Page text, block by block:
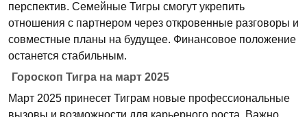
перспектив. Семейные Тигры смогут укрепить
отношения с партнером через откровенные разговоры и
совместные планы на будущее. Финансовое положение
останется стабильным.
Гороскоп Тигра на март 2025
Март 2025 принесет Тиграм новые профессиональные
вызовы и возможности для карьерного роста. Важно